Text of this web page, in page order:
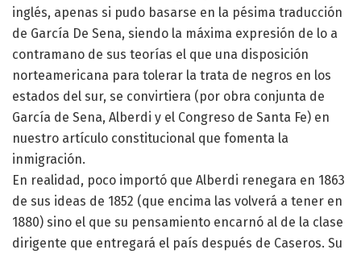
inglés, apenas si pudo basarse en la pésima traducción
de García De Sena, siendo la máxima expresión de lo a
contramano de sus teorías el que una disposición
norteamericana para tolerar la trata de negros en los
estados del sur, se convirtiera (por obra conjunta de
García de Sena, Alberdi y el Congreso de Santa Fe) en
nuestro artículo constitucional que fomenta la
inmigración.
En realidad, poco importó que Alberdi renegara en 1863
de sus ideas de 1852 (que encima las volverá a tener en
1880) sino el que su pensamiento encarnó al de la clase
dirigente que entregará el país después de Caseros. Su